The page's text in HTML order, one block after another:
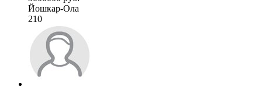
Йошкар-Ола
210